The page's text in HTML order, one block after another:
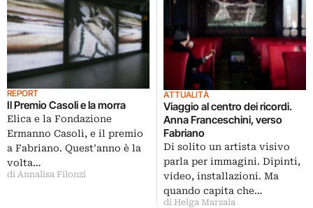
REPORT
Il Premio Casoli e la morra
Elica e la Fondazione
Ermanno Casoli, e il premio
a Fabriano. Quest’anno è la
volta…
di Annalisa Filonzi
ATTUALITÀ
Viaggio al centro dei ricordi.
Anna Franceschini, verso
Fabriano
Di solito un artista visivo
parla per immagini. Dipinti,
video, installazioni. Ma
quando capita che…
di Helga Marsala